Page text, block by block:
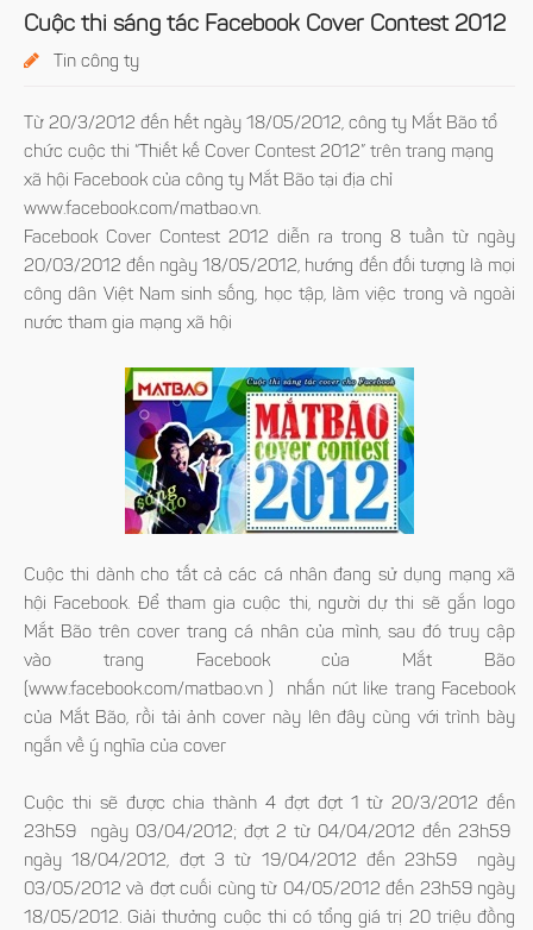
Cuộc thi sáng tác Facebook Cover Contest 2012
Tin công ty
Từ 20/3/2012 đến hết ngày 18/05/2012, công ty Mắt Bão tổ
chức cuộc thi “Thiết kế Cover Contest 2012” trên trang mạng
xã hội Facebook của công ty Mắt Bão tại địa chỉ
www.facebook.com/matbao.vn.
Facebook Cover Contest 2012 diễn ra trong 8 tuần từ ngày
20/03/2012 đến ngày 18/05/2012, hướng đến đối tượng là mọi
công dân Việt Nam sinh sống, học tập, làm việc trong và ngoài
nước tham gia mạng xã hội
Cuộc thi dành cho tất cả các cá nhân đang sử dụng mạng xã
hội Facebook. Để tham gia cuộc thi, người dự thi sẽ gắn logo
Mắt Bão trên cover trang cá nhân của mình, sau đó truy cập
vào trang Facebook của Mắt Bão
(www.facebook.com/matbao.vn ) nhấn nút like trang Facebook
của Mắt Bão, rồi tải ảnh cover này lên đây cùng với trình bày
ngắn về ý nghĩa của cover
Cuộc thi sẽ được chia thành 4 đợt đợt 1 từ 20/3/2012 đến
23h59 ngày 03/04/2012; đợt 2 từ 04/04/2012 đến 23h59
ngày 18/04/2012, đợt 3 từ 19/04/2012 đến 23h59 ngày
03/05/2012 và đợt cuối cùng từ 04/05/2012 đến 23h59 ngày
18/05/2012. Giải thưởng cuộc thi có tổng giá trị 20 triệu đồng